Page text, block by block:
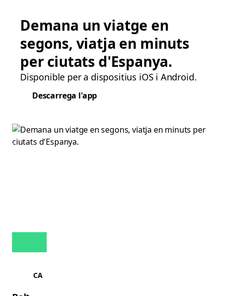
Demana un viatge en
segons, viatja en minuts
per ciutats d'Espanya.
Disponible per a dispositius iOS i Android.
Descarrega l'app
CA